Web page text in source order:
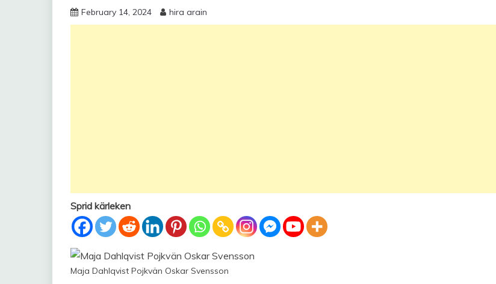
February 14, 2024 hira arain
Sprid kärleken
Maja Dahlqvist Pojkvän Oskar Svensson